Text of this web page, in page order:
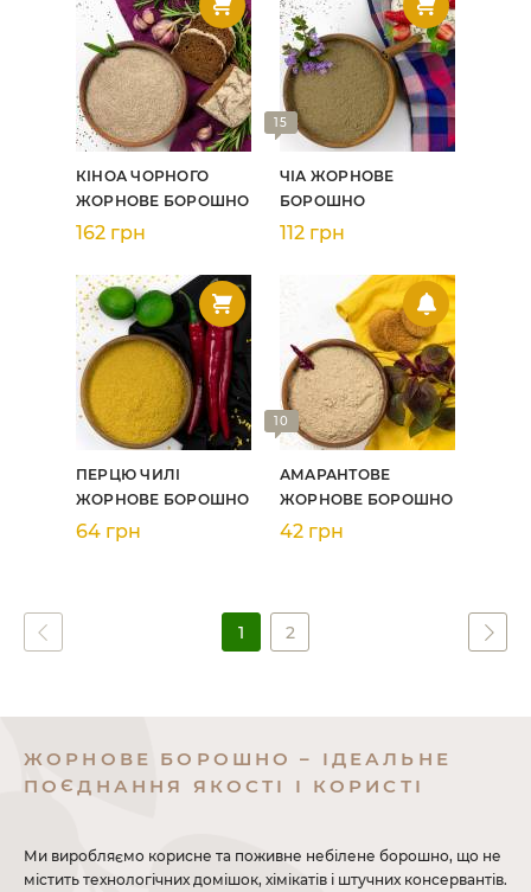
КІНОА ЧОРНОГО
ЖОРНОВЕ БОРОШНО
162 грн
15
ЧІА ЖОРНОВЕ
БОРОШНО
112 грн
ПЕРЦЮ ЧИЛІ
ЖОРНОВЕ БОРОШНО
64 грн
10
АМАРАНТОВЕ
ЖОРНОВЕ БОРОШНО
42 грн
1 2
ЖОРНОВЕ БОРОШНО – ІДЕАЛЬНЕ
ПОЄДНАННЯ ЯКОСТІ І КОРИСТІ
Ми виробляємо корисне та поживне небілене борошно, що не
містить технологічних домішок, хімікатів і штучних консервантів.